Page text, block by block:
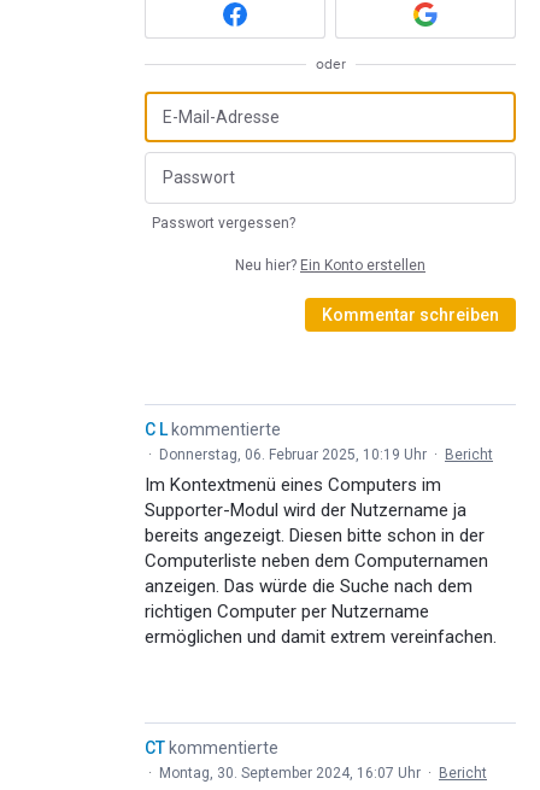
oder
Passwort vergessen?
Neu hier? Ein Konto erstellen
Kommentar schreiben
C L kommentierte
· Donnerstag, 06. Februar 2025, 10:19 Uhr · Bericht
Im Kontextmenü eines Computers im
Supporter-Modul wird der Nutzername ja
bereits angezeigt. Diesen bitte schon in der
Computerliste neben dem Computernamen
anzeigen. Das würde die Suche nach dem
richtigen Computer per Nutzername
ermöglichen und damit extrem vereinfachen.
CT kommentierte
· Montag, 30. September 2024, 16:07 Uhr · Bericht